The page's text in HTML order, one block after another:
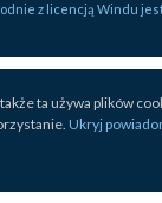
z licencją Windu
ta używa plików
Ukryj